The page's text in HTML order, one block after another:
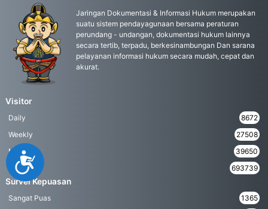
Accessibility
Jaringan Dokumentasi & Informasi Hukum merupakan
suatu sistem pendayagunaan bersama peraturan
perundang - undangan, dokumentasi hukum lainnya
secara tertib, terpadu, berkesinambungan Dan sarana
pelayanan informasi hukum secara mudah, cepat dan
akurat.
Visitor
Daily
8672
Weekly
27508
Monthly
39650
Yearly
693739
Survei Kepuasan
Sangat Puas
1365